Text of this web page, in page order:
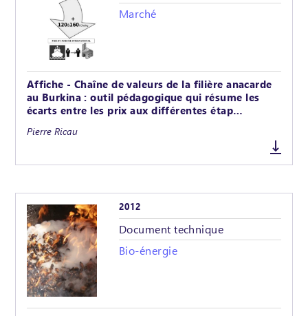
Marché
Affiche - Chaîne de valeurs de la filière anacarde
au Burkina : outil pédagogique qui résume les
écarts entre les prix aux différentes étap…
Pierre Ricau
2012
Document technique
Bio-énergie